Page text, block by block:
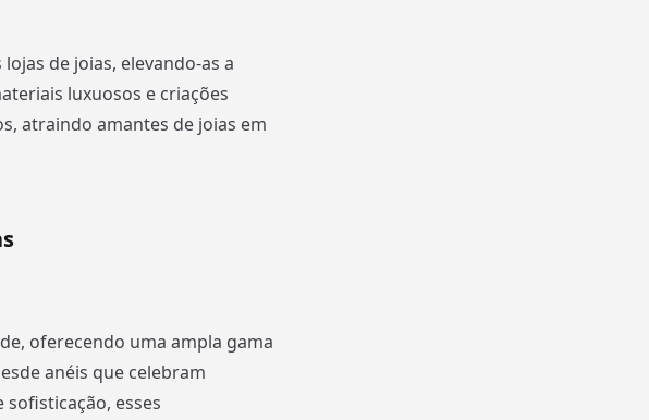
de joias, elevando-as a
luxuosos e criações
atraindo amantes de joias em
oferecendo uma ampla gama
anéis que celebram
esses